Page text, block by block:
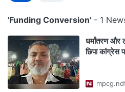
'Funding Conversion' - 1
धर्मांतरण
छिपा कांग्रेस